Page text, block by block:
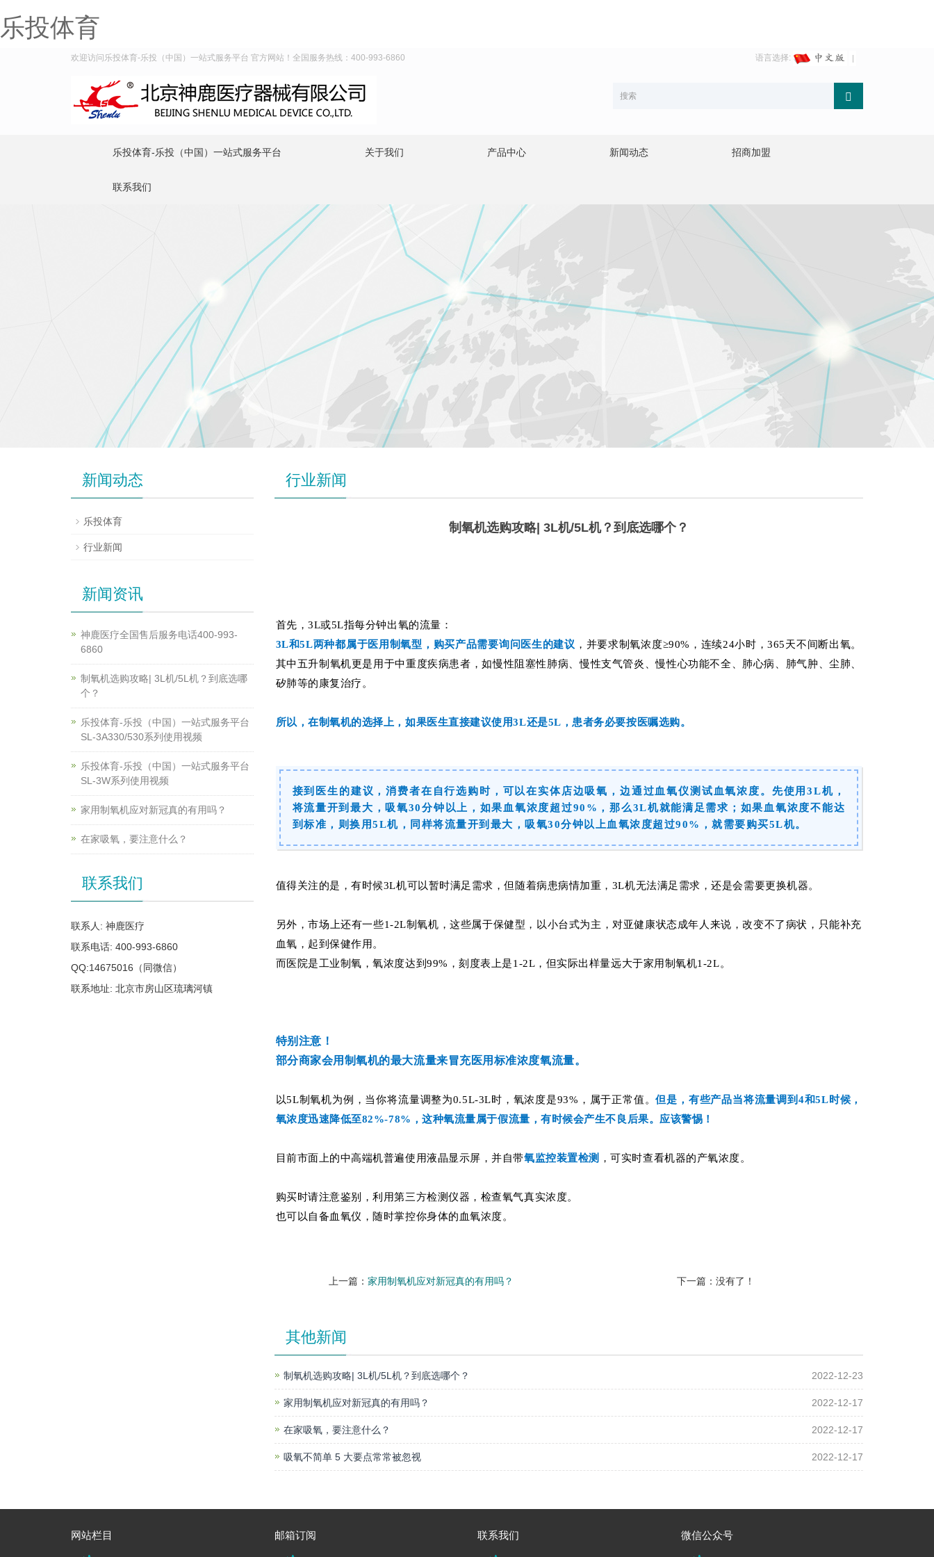
乐投体育
欢迎访问乐投体育-乐投（中国）一站式服务平台 官方网站！全国服务热线：400-993-6860 语言选择:
乐投体育-乐投（中国）一站式服务平台 关于我们 产品中心 新闻动态 招商加盟
联系我们
行业新闻
制氧机选购攻略| 3L机/5L机？到底选哪个？
首先，3L或5L指每分钟出氧的流量：
3L和5L两种都属于医用制氧型，购买产品需要询问医生的建议 ，并要求制氧浓度≥90%，连续24小时，365天不间断出氧。
其中五升制氧机更是用于中重度疾病患者，如慢性阻塞性肺病、慢性支气管炎、慢性心功能不全、肺心病、肺气肿、尘肺、
矽肺等的康复治疗 。
所以，在制氧机的选择上，如果医生直接建议使用3L还是5L，患者务必要按医嘱选购。
接到医生的建议，消费者在自行选购时，可以在实体店边吸氧，边通过血氧仪测试血氧浓度。先使用3L机，
将流量开到最大，吸氧30分钟以上，如果血氧浓度超过90%，那么3L机就能满足需求；如果血氧浓度不能达
到标准，则换用5L机，同样将流量开到最大，吸氧30分钟以上血氧浓度超过90%，就需要购买5L机。
值得关注的是，有时候3L机可以暂时满足需求，但随着病患病情加重，3L机无法满足需求，还是会需要更换机器。
另外，市场上还有一些1-2L制氧机，这些属于保健型，以小台式为主，对亚健康状态成年人来说，改变不了病状，只能补充
血氧，起到保健作用。
而医院是工业制氧，氧浓度达到99%，刻度表上是1-2L，但实际出样量远大于家用制氧机1-2L。
特别注意！
部分商家会用制氧机的最大流量来冒充医用标准浓度氧流量。
以5L制氧机为例，当你将流量调整为0.5L-3L时，氧浓度是93%，属于正常值。但是，有些产品当将流量调到4和5L时候，
氧浓度迅速降低至82%-78%，这种氧流量属于假流量，有时候会产生不良后果。应该警惕！
目前市面上的中高端机普遍使用液晶显示屏，并自带氧监控装置检测 ，可实时查看机器的产氧浓度。
购买时请注意鉴别，利用第三方检测仪器，检查氧气真实浓度。
也可以自备血氧仪，随时掌控你身体的血氧浓度。
上一篇：家用制氧机应对新冠真的有用吗？ 下一篇：没有了！
其他新闻
制氧机选购攻略| 3L机/5L机？到底选哪个？ 2022-12-23
家用制氧机应对新冠真的有用吗？ 2022-12-17
在家吸氧，要注意什么？ 2022-12-17
吸氧不简单 5 大要点常常被忽视 2022-12-17
新闻动态
乐投体育
行业新闻
新闻资讯
神鹿医疗全国售后服务电话400-993-
6860
制氧机选购攻略| 3L机/5L机？到底选哪
个？
乐投体育-乐投（中国）一站式服务平台
SL-3A330/530系列使用视频
乐投体育-乐投（中国）一站式服务平台
SL-3W系列使用视频
家用制氧机应对新冠真的有用吗？
在家吸氧，要注意什么？
联系我们
联系人: 神鹿医疗
联系电话: 400-993-6860
QQ:14675016（同微信）
联系地址: 北京市房山区琉璃河镇
网站栏目 邮箱订阅 联系我们 微信公众号